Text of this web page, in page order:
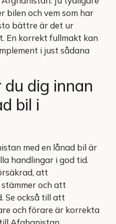
bilen och vem som har
bättre är det ur
En korrekt fullmakt kan
i just sådana
dig innan
bil i
med en lånad bil är
handlingar i god tid.
att
och att
Se också till att
och förare är korrekta